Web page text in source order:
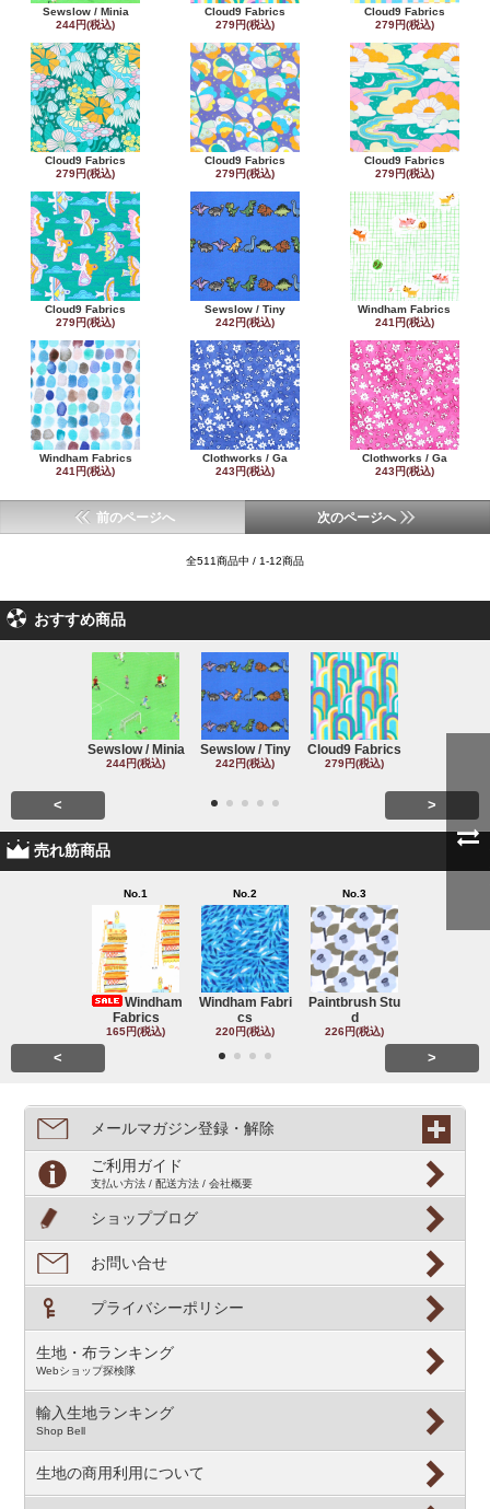
Sewslow / Minia
244円(税込)
Cloud9 Fabrics
279円(税込)
Cloud9 Fabrics
279円(税込)
Cloud9 Fabrics
279円(税込)
Cloud9 Fabrics
279円(税込)
Cloud9 Fabrics
279円(税込)
Cloud9 Fabrics
279円(税込)
Sewslow / Tiny
242円(税込)
Windham Fabrics
241円(税込)
Windham Fabrics
241円(税込)
Clothworks / Ga
243円(税込)
Clothworks / Ga
243円(税込)
前のページへ 次のページへ
全511商品中 / 1-12商品
おすすめ商品
Sewslow / Minia
244円(税込)
Sewslow / Tiny
242円(税込)
Cloud9 Fabrics
279円(税込)
< >
売れ筋商品
No.1
Windham
Fabrics
165円(税込)
No.2
Windham Fabri
cs
220円(税込)
No.3
Paintbrush Stu
d
226円(税込)
< >
メールマガジン登録・解除
ご利用ガイド
支払い方法 / 配送方法 / 会社概要
ショップブログ
お問い合せ
プライバシーポリシー
生地・布ランキング
Webショップ探検隊
輸入生地ランキング
Shop Bell
生地の商用利用について